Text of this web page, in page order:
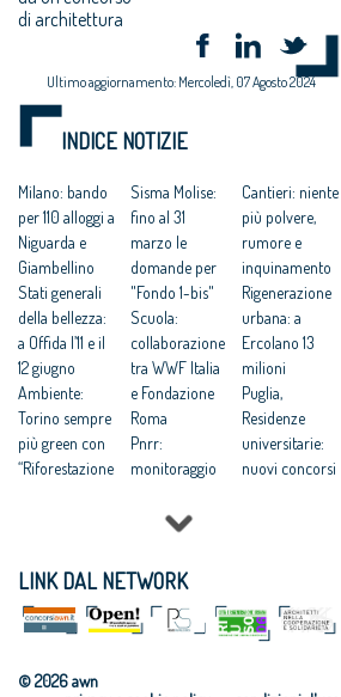
di architettura
Ultimo aggiornamento: Mercoledì, 07 Agosto 2024
INDICE NOTIZIE
Milano: bando
per 110 alloggi a
Niguarda e
Giambellino
Stati generali
della bellezza:
a Offida l’11 e il
12 giugno
Ambiente:
Torino sempre
più green con
“Riforestazione
firmato da
Stefano Boeri
Mostre alla
"ARCHICAM.
Sisma Molise:
fino al 31
marzo le
domande per
"Fondo 1-bis"
Scuola:
collaborazione
tra WWF Italia
e Fondazione
Roma
Pnrr:
monitoraggio
pubblici per
territorio
Immobili:
+4,5% annuo
Cantieri: niente
più polvere,
rumore e
inquinamento
Rigenerazione
urbana: a
Ercolano 13
milioni
Puglia,
Residenze
universitarie:
nuovi concorsi
all'università
+5,3%
LINK DAL NETWORK
© 2026 awn